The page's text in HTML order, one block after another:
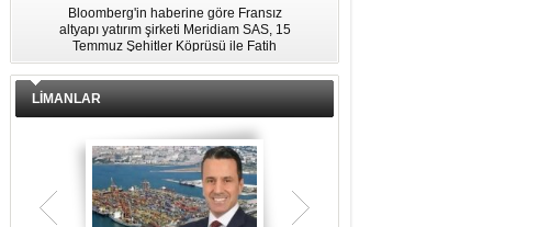
Bloomberg'in haberine göre Fransız
altyapı yatırım şirketi Meridiam SAS, 15
Temmuz Şehitler Köprüsü ile Fatih
Sultan Mehmet Köprüsü'nün
özelleştirilmesine yönelik ihaleyle
zamanda kendi yat limanı, helikopter
pisti ve seçkin villaları da içeren koca
LİMANLAR